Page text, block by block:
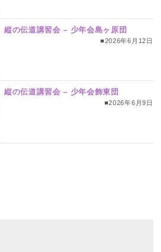
縦の伝道講習会 – 少年会島ヶ原団
■2026年6月12日
縦の伝道講習会 – 少年会飾東団
■2026年6月9日